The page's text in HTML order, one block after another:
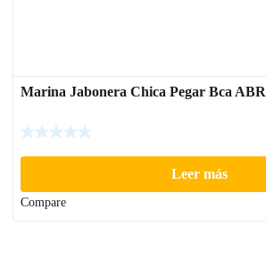
Marina Jabonera Chica Pegar Bca
Leer más
Compare